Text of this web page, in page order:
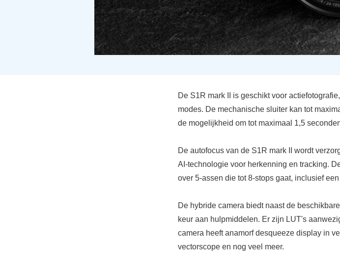
De S1R mark II is geschikt voor
modes. De mechanische sluiter kan tot
de mogelijkheid om tot maximaal 1,5
De autofocus van de S1R mark II wordt
AI-technologie voor herkenning en tracking.
over 5-assen die tot 8-stops gaat, inclusief
De hybride camera biedt naast de
keur aan hulpmiddelen. Er zijn LUT's
camera heeft anamorf desqueeze display in
vectorscope en nog veel meer.